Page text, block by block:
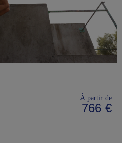
À partir de
766 €